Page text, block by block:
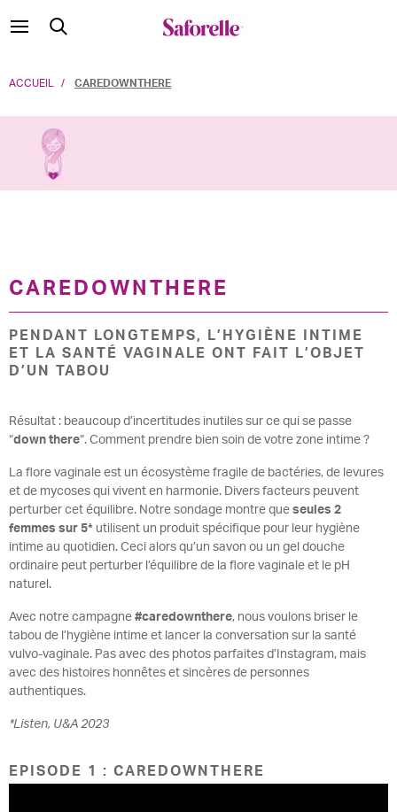
ACCUEIL CAREDOWNTHERE
CAREDOWNTHERE
PENDANT LONGTEMPS, L’HYGIÈNE INTIME
ET LA SANTÉ VAGINALE ONT FAIT L’OBJET
D’UN TABOU
Résultat : beaucoup d’incertitudes inutiles sur ce qui se passe
“down there“. Comment prendre bien soin de votre zone intime ?
La flore vaginale est un écosystème fragile de bactéries, de levures
et de mycoses qui vivent en harmonie. Divers facteurs peuvent
perturber cet équilibre. Notre sondage montre que seules 2
femmes sur 5* utilisent un produit spécifique pour leur hygiène
intime au quotidien. Ceci alors qu’un savon ou un gel douche
ordinaire peut perturber l’équilibre de la flore vaginale et le pH
naturel.
Avec notre campagne #caredownthere, nous voulons briser le
tabou de l’hygiène intime et lancer la conversation sur la santé
vulvo-vaginale. Pas avec des photos parfaites d’Instagram, mais
avec des histoires honnêtes et sincères de personnes
authentiques.
*Listen, U&A 2023
EPISODE 1 : CAREDOWNTHERE